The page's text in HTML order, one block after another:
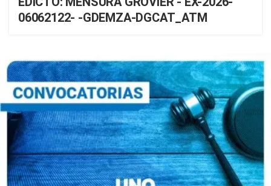
06062122- -GDEMZA-DGCAT_ATM